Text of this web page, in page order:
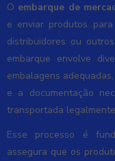
O embarque de
e enviar produtos
distribuidores ou
embarque envolve
embalagens
e a documentação
transportada
Esse processo é
assegura que os